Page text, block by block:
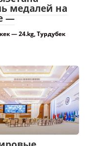
медалей на
—
— 24.kg, Турдубек